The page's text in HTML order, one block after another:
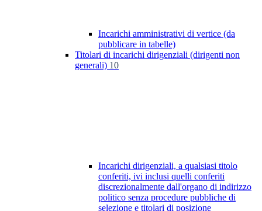
Incarichi amministrativi di vertice (da
pubblicare in tabelle)
Titolari di incarichi dirigenziali (dirigenti non
generali) 10
Incarichi dirigenziali, a qualsiasi titolo
conferiti, ivi inclusi quelli conferiti
discrezionalmente dall'organo di indirizzo
politico senza procedure pubbliche di
selezione e titolari di posizione